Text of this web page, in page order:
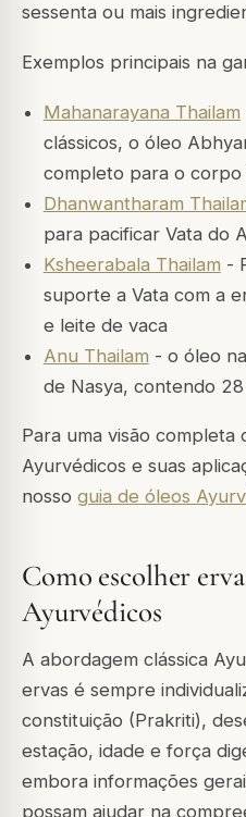
sessenta ou mais
Exemplos principais na
Mahanarayana Thailam
clássicos, o óleo
completo para o corpo
Dhanwantharam
para pacificar Vata do
Ksheerabala Thailam -
suporte a Vata com a
e leite de vaca
Anu Thailam - o óleo
de Nasya, contendo 28
Para uma visão completa
Ayurvédicos e suas
nosso guia de óleos
Como escolher
Ayurvédicos
A abordagem clássica
ervas é sempre
constituição (Prakriti),
estação, idade e força
embora informações
possam ajudar na